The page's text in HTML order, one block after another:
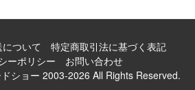
ついて
特定商取引法に基づく表記
ーポリシー
お問い合わせ
ショー 2003-2026 All Rights Reserved.